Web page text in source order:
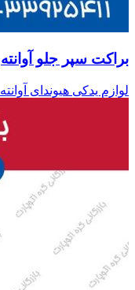
براکت سپر جلو آوانته
لوازم یدکی هیوندای آوانته